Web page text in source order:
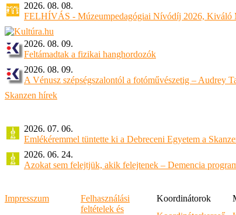
2026. 08. 08.
FELHÍVÁS - Múzeumpedagógiai Nívódíj 2026, Kiváló
2026. 08. 09.
Feltámadtak a fizikai hanghordozók
2026. 08. 09.
A Vénusz szépségszalontól a fotóművészetig – Audrey
Skanzen hírek
2026. 07. 06.
Emlékéremmel tüntette ki a Debreceni Egyetem a
2026. 06. 24.
Azokat sem felejtjük, akik felejtenek – Demencia
Impresszum
Felhasználási
feltételek és
Koordinátorok